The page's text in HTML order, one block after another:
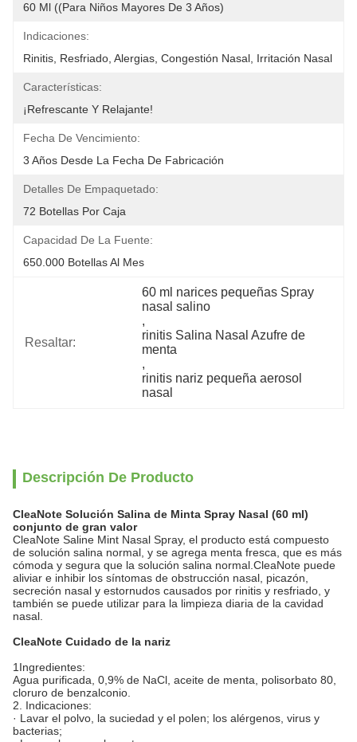
60 Ml ((Para Niños Mayores De 3 Años)
Indicaciones:
Rinitis, Resfriado, Alergias, Congestión Nasal, Irritación Nasal
Características:
¡Refrescante Y Relajante!
Fecha De Vencimiento:
3 Años Desde La Fecha De Fabricación
Detalles De Empaquetado:
72 Botellas Por Caja
Capacidad De La Fuente:
650.000 Botellas Al Mes
Resaltar:
60 ml narices pequeñas Spray
nasal salino
,
rinitis Salina Nasal Azufre de
menta
,
rinitis nariz pequeña aerosol
nasal
Descripción De Producto
CleaNote Solución Salina de Minta Spray Nasal (60 ml)
conjunto de gran valor
CleaNote Saline Mint Nasal Spray, el producto está compuesto
de solución salina normal, y se agrega menta fresca, que es más
cómoda y segura que la solución salina normal.CleaNote puede
aliviar e inhibir los síntomas de obstrucción nasal, picazón,
secreción nasal y estornudos causados por rinitis y resfriado, y
también se puede utilizar para la limpieza diaria de la cavidad
nasal.
CleaNote Cuidado de la nariz
1Ingredientes:
Agua purificada, 0,9% de NaCl, aceite de menta, polisorbato 80,
cloruro de benzalconio.
2. Indicaciones:
· Lavar el polvo, la suciedad y el polen; los alérgenos, virus y
bacterias;